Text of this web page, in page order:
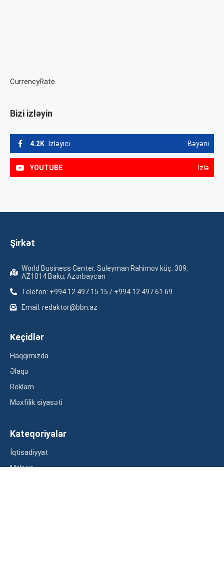
CurrencyRate
Bizi izləyin
4.2K İzləyici Bəyəni
YOUTUBE İzlə
Şirkət
World Business Center. Suleyman Rahimov küç. 309,
AZ1014 Baku, Azərbaycan
Telefon: +994 12 497 15 15 / +994 12 497 61 69
Email: redaktor@bbn.az
Keçidlər
Haqqımızda
Əlaqə
Reklam
Məxfilik siyasəti
Kateqoriyalar
İqtisadiyyat
Maliyyə